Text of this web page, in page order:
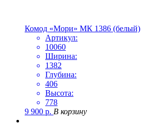
Комод «Мори» МК 1386 (белый)
Артикул:
10060
Ширина:
1382
Глубина:
406
Высота:
778
9 900 р. В корзину